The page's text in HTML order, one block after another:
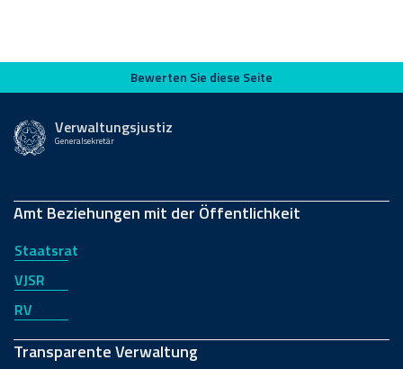
Bewerten Sie diese Seite
Bewerten Sie diese Seite
Verwaltungsjustiz
Generalsekretär
Amt Beziehungen mit der Öffentlichkeit
Staatsrat
VJSR
RV
Transparente Verwaltung